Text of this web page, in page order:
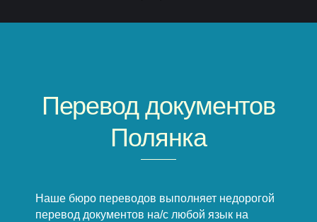
Перевод документов
Полянка
Наше бюро переводов выполняет недорогой
перевод документов на/с любой язык на